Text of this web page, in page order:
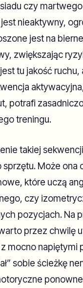
czy
nieaktywny,
jest na
zwiększając
tu jakość ruchu,
potrafi
treningu.
takiej
Może ona
które uczą
czy
pozycjach. Na
przez chwilę
mocno napiętymi
sobie ścieżkę